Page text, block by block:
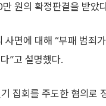
원의 확정판결을 받았
사면에 대해 “부패 범죄
”고 설명했다.
집회를 주도한 혐의로